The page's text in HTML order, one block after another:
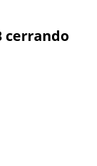
cerrando